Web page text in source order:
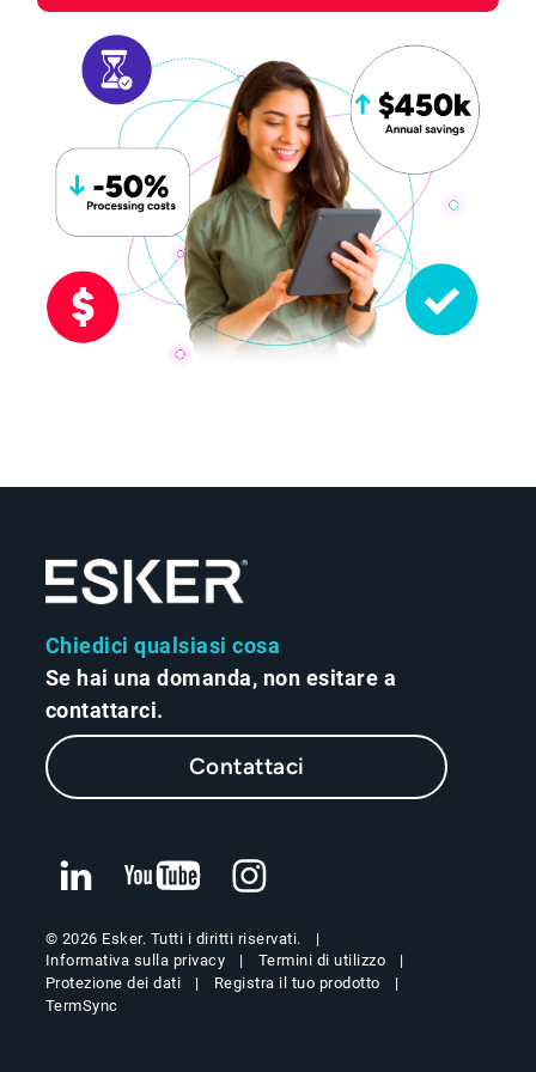
Chiedici qualsiasi cosa
Se hai una domanda, non esitare a
contattarci.
Contattaci
© 2026 Esker. Tutti i diritti riservati.
Informativa sulla privacy
Termini di utilizzo
Protezione dei dati
Registra il tuo prodotto
TermSync